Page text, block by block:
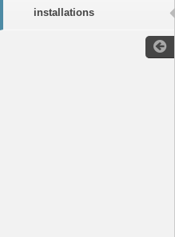
installations